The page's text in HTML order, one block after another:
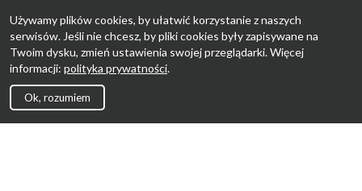
Używamy plików cookies, by ułatwić korzystanie z naszych
serwisów. Jeśli nie chcesz, by pliki cookies były zapisywane na
Twoim dysku, zmień ustawienia swojej przeglądarki. Więcej
informacji: polityka prywatności.
Ok, rozumiem